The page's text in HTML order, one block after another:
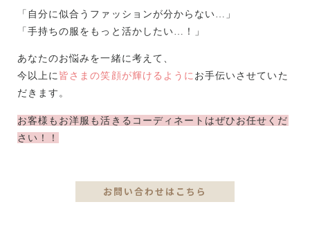
「自分に似合うファッションが分からない…」
「手持ちの服をもっと活かしたい…！」
あなたのお悩みを一緒に考えて、
今以上に皆さまの笑顔が輝けるようにお手伝いさせていた
だきます。
お客様もお洋服も活きるコーディネートはぜひお任せくだ
さい！！
お問い合わせはこちら